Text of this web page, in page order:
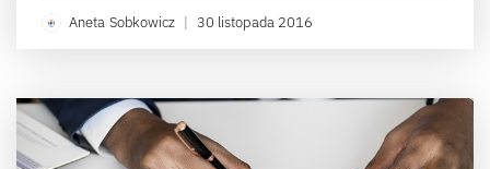
Aneta Sobkowicz | 30 listopada 2016